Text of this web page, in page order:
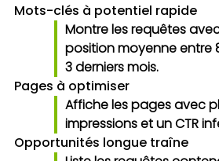
Mots-clés à potentiel rapide
Montre les requêtes
position moyenne entre
3 derniers mois.
Pages à optimiser
Affiche les pages avec
impressions et un CTR
Opportunités longue traîne